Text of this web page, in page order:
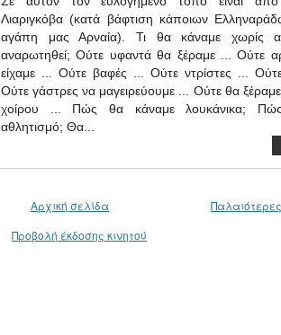
Λιαριγκόβα (κατά βάφτιση κάποιων
αγάπη μας Αρναία). Τι θα κάναμε χωρίς
αναρωτηθεί; Ούτε υφαντά θα ξέραμε ... Ούτε
είχαμε ... Ούτε βαφές ... Ούτε ντρίστες ... Ούτε
Ούτε γάστρες να μαγειρεύουμε ... Ούτε θα
χοίρου ... Πώς θα κάναμε λουκάνικα;
αθλητισμό; Θα...
Αρχική σελίδα
Προβολή έκδοσης κινητού